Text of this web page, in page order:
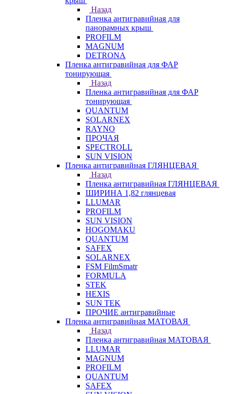
Назад
Пленка антигравийная для
панорамных крыш
PROFILM
MAGNUM
DETRONA
Пленка антигравийная для ФАР
тонирующая
Назад
Пленка антигравийная для ФАР
тонирующая
QUANTUM
SOLARNEX
RAYNO
ПРОЧАЯ
SPECTROLL
SUN VISION
Пленка антигравийная ГЛЯНЦЕВАЯ
Назад
Пленка антигравийная ГЛЯНЦЕВАЯ
ШИРИНА 1,82 глянцевая
LLUMAR
PROFILM
SUN VISION
HOGOMAKU
QUANTUM
SAFEX
SOLARNEX
FSM FilmSmatr
FORMULA
STEK
HEXIS
SUN TEK
ПРОЧИЕ антигравийные
Пленка антигравийная МАТОВАЯ
Назад
Пленка антигравийная МАТОВАЯ
LLUMAR
MAGNUM
PROFILM
QUANTUM
SAFEX